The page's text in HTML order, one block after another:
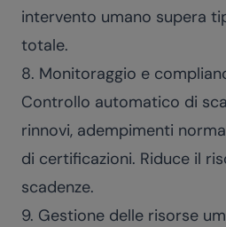
intervento umano supera
totale.
8. Monitoraggio e
Controllo automatico di
rinnovi, adempimenti
di certificazioni. Riduce il
scadenze.
9. Gestione delle risorse